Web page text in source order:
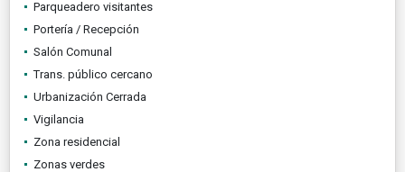
Parqueadero visitantes
Portería / Recepción
Salón Comunal
Trans. público cercano
Urbanización Cerrada
Vigilancia
Zona residencial
Zonas verdes